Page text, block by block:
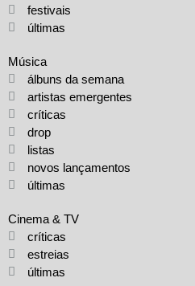
festivais
últimas
Música
álbuns da semana
artistas emergentes
críticas
drop
listas
novos lançamentos
últimas
Cinema & TV
críticas
estreias
últimas